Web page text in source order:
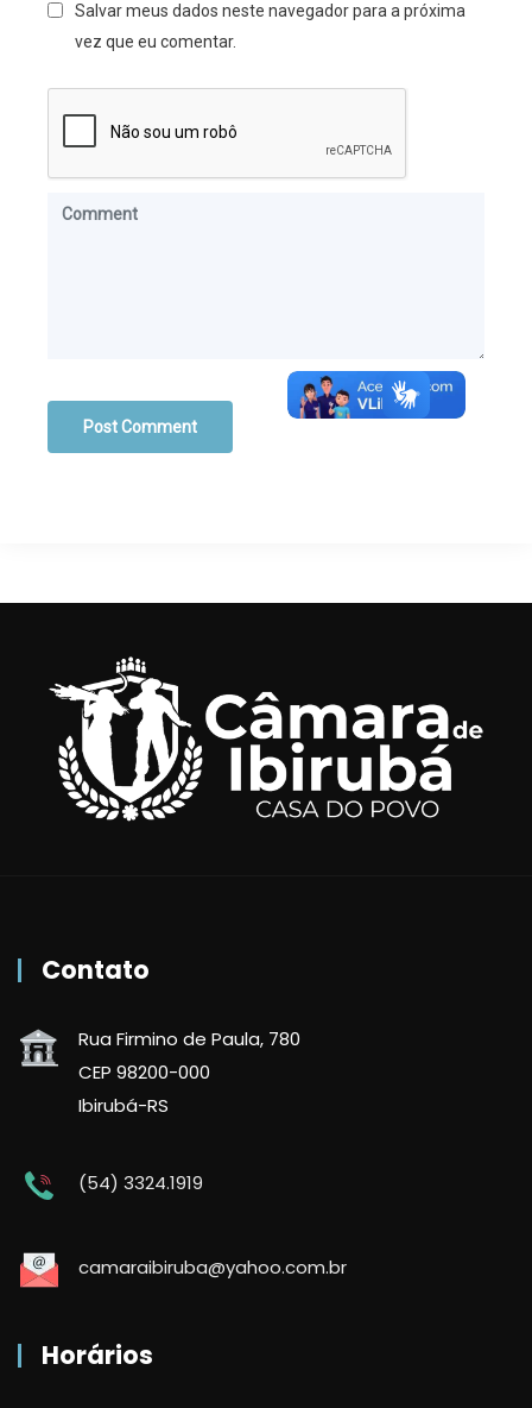
Salvar meus dados neste navegador para a próxima
vez que eu comentar.
Contato
Rua Firmino de Paula, 780
CEP 98200-000
Ibirubá-RS
(54) 3324.1919
camaraibiruba@yahoo.com.br
Horários